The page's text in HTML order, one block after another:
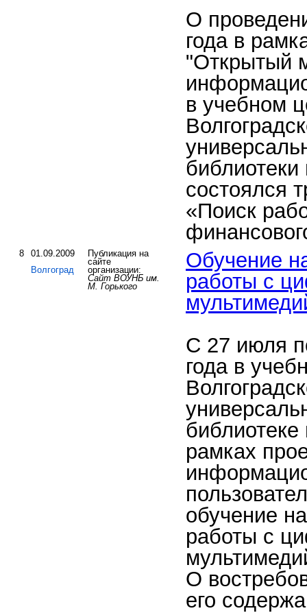
О
года в
"Открытый
в учебном
состоялся
«Поиск
8
01.09.2009
Волгоград
Публикация на
сайте
организации:
Сайт ВОУНБ им.
М. Горького
Обучение
работы с
C 27 июля
года в
рамках
обучение
работы с
О
его